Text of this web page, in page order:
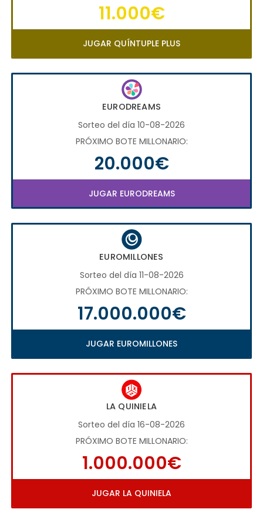
11.000€
JUGAR QUÍNTUPLE PLUS
EURODREAMS
Sorteo del día 10-08-2026
PRÓXIMO BOTE MILLONARIO:
20.000€
JUGAR EURODREAMS
EUROMILLONES
Sorteo del día 11-08-2026
PRÓXIMO BOTE MILLONARIO:
17.000.000€
JUGAR EUROMILLONES
LA QUINIELA
Sorteo del día 16-08-2026
PRÓXIMO BOTE MILLONARIO:
1.000.000€
JUGAR LA QUINIELA